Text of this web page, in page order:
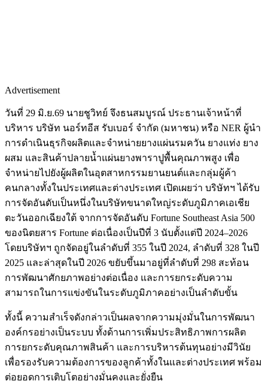
Advertisement
วันที่ 29 มิ.ย.69 นายชูวิทย์ จึงธนสมบูรณ์ ประธานเจ้าหน้าที่
บริหาร บริษัท นอร์ทอีส รับเบอร์ จำกัด (มหาชน) หรือ NER ผู้นำ
การดำเนินธุรกิจผลิตและจำหน่ายยางแผ่นรมควัน ยางแท่ง ยาง
ผสม และสินค้าปลายน้ำแผ่นยางพาราปูพื้นคุณภาพสูง เพื่อ
จำหน่ายไปยังผู้ผลิตในอุตสาหกรรมยานยนต์และกลุ่มผู้ค้า
คนกลางทั้งในประเทศและต่างประเทศ เปิดเผยว่า บริษัทฯ ได้รับ
การจัดอันดับเป็นหนึ่งในบริษัทขนาดใหญ่ระดับภูมิภาคเอเชีย
ตะวันออกเฉียงใต้ จากการจัดอันดับ Fortune Southeast Asia 500
ของนิตยสาร Fortune ต่อเนื่องเป็นปีที่ 3 นับตั้งแต่ปี 2024–2026
โดยบริษัทฯ ถูกจัดอยู่ในลำดับที่ 355 ในปี 2024, ลำดับที่ 328 ในปี
2025 และล่าสุดในปี 2026 ขยับขึ้นมาอยู่ที่ลำดับที่ 298 สะท้อน
การพัฒนาศักยภาพอย่างต่อเนื่อง และการยกระดับความ
สามารถในการแข่งขันในระดับภูมิภาคอย่างเป็นลำดับขั้น
ทั้งนี้ ความสำเร็จดังกล่าวเป็นผลจากความมุ่งมั่นในการพัฒนา
องค์กรอย่างเป็นระบบ ทั้งด้านการเพิ่มประสิทธิภาพการผลิต
การยกระดับคุณภาพสินค้า และการบริหารต้นทุนอย่างมีวินัย
เพื่อรองรับความต้องการของลูกค้าทั้งในและต่างประเทศ พร้อม
ต่อยอดการเติบโตอย่างมั่นคงและยั่งยืน